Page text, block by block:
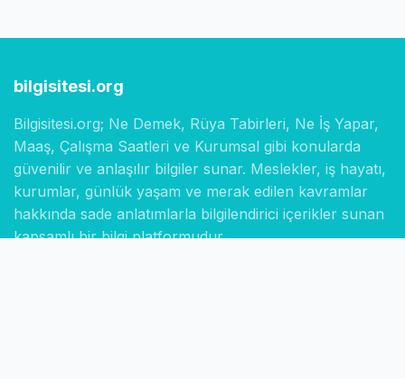
bilgisitesi.org
Bilgisitesi.org; Ne Demek, Rüya Tabirleri, Ne İş Yapar,
Maaş, Çalışma Saatleri ve Kurumsal gibi konularda
güvenilir ve anlaşılır bilgiler sunar. Meslekler, iş hayatı,
kurumlar, günlük yaşam ve merak edilen kavramlar
hakkında sade anlatımlarla bilgilendirici içerikler sunan
kapsamlı bir bilgi platformudur.